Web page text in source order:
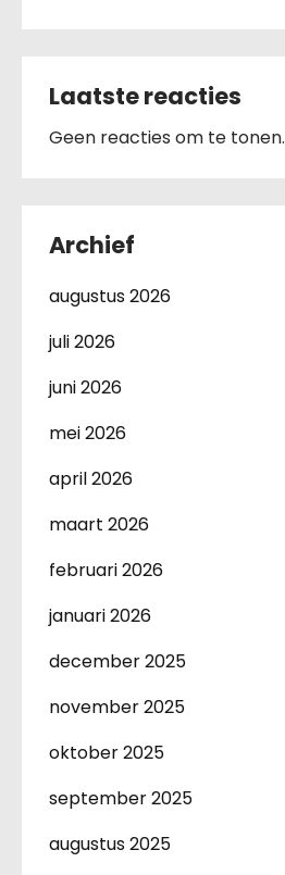
Laatste reacties
Geen reacties om te tonen.
Archief
augustus 2026
juli 2026
juni 2026
mei 2026
april 2026
maart 2026
februari 2026
januari 2026
december 2025
november 2025
oktober 2025
september 2025
augustus 2025